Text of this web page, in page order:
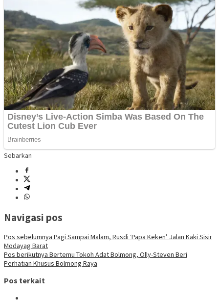
Sebarkan
Navigasi pos
Pos sebelumnya Pagi Sampai Malam, Rusdi ‘Papa Keken’ Jalan Kaki Sisir
Modayag Barat
Pos berikutnya Bertemu Tokoh Adat Bolmong, Olly-Steven Beri
Perhatian Khusus Bolmong Raya
Pos terkait